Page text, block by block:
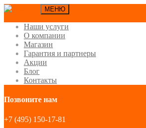
МЕНЮ
Наши услуги
О компании
Магазин
Гарантия и партнеры
Акции
Блог
Контакты
Позвоните нам
+7 (495) 150-17-81